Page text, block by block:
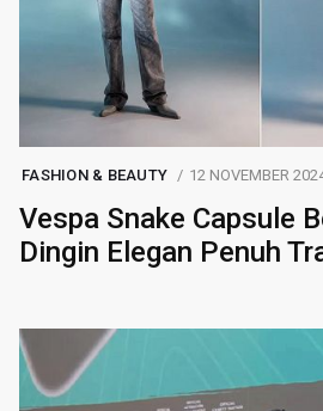
FASHION & BEAUTY 12 NOVEMBER
Vespa Snake Capsule
Dingin Elegan Penuh